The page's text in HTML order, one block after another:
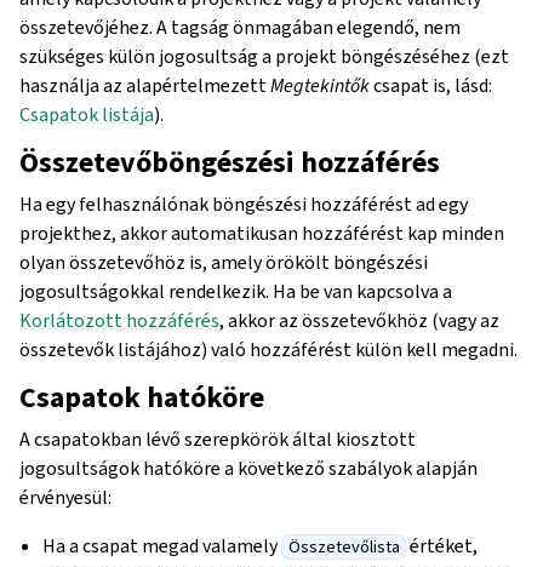
összetevőjéhez. A tagság önmagában elegendő, nem
szükséges külön jogosultság a projekt böngészéséhez (ezt
használja az alapértelmezettMegtekintőkcsapat is, lásd:
Csapatok listája).
Összetevőböngészési hozzáférés
Ha egy felhasználónak böngészési hozzáférést ad egy
projekthez, akkor automatikusan hozzáférést kap minden
olyan összetevőhöz is, amely örökölt böngészési
jogosultságokkal rendelkezik. Ha be van kapcsolva a
Korlátozott hozzáférés, akkor az összetevőkhöz (vagy az
összetevők listájához) való hozzáférést külön kell megadni.
Csapatok hatóköre
A csapatokban lévő szerepkörök által kiosztott
jogosultságok hatóköre a következő szabályok alapján
érvényesül:
Ha a csapat megad valamely Összetevőlista értéket,